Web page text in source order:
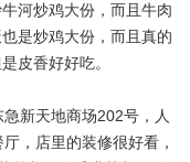
河炒鸡大份，而且牛肉
是炒鸡大份，而且真的
皮香好好吃。
新天地商场202号，人
，店里的装修很好看，